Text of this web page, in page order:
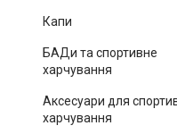
Капи
БАДи та спортивне
харчування
Аксесуари для
харчування